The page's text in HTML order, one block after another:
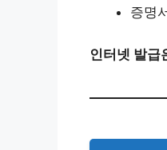
증명
인터넷 발급